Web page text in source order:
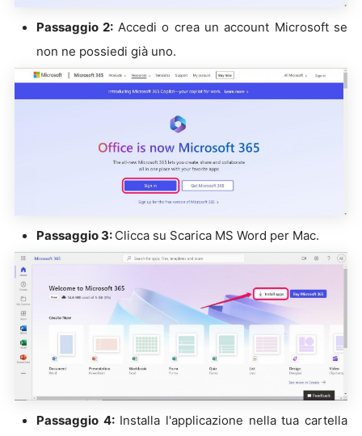
Passaggio 2: Accedi o crea un account Microsoft se
non ne possiedi già uno.
Passaggio 3: Clicca su Scarica MS Word per Mac.
Passaggio 4:Installa l'applicazione nella tua cartella